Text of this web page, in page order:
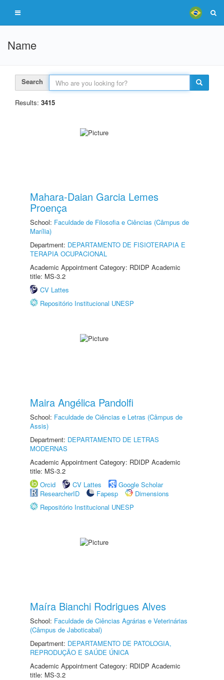
Name
Search
Results: 3415
Mahara-Daian Garcia Lemes
Proença
School: Faculdade de Filosofia e Ciências (Câmpus de
Marília)
Department: DEPARTAMENTO DE FISIOTERAPIA E
TERAPIA OCUPACIONAL
Academic Appointment Category: RDIDP Academic
title: MS-3.2
CV Lattes
Repositório Institucional UNESP
Maira Angélica Pandolfi
School: Faculdade de Ciências e Letras (Câmpus de
Assis)
Department: DEPARTAMENTO DE LETRAS
MODERNAS
Academic Appointment Category: RDIDP Academic
title: MS-3.2
Orcid
CV Lattes
Google Scholar
ResearcherID
Fapesp
Dimensions
Repositório Institucional UNESP
Maíra Bianchi Rodrigues Alves
School: Faculdade de Ciências Agrárias e Veterinárias
(Câmpus de Jaboticabal)
Department: DEPARTAMENTO DE PATOLOGIA,
REPRODUÇÃO E SAÚDE ÚNICA
Academic Appointment Category: RDIDP Academic
title: MS-3.2